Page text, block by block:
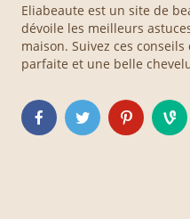
Eliabeaute est un site de
dévoile les meilleurs
maison. Suivez ces
parfaite et une belle